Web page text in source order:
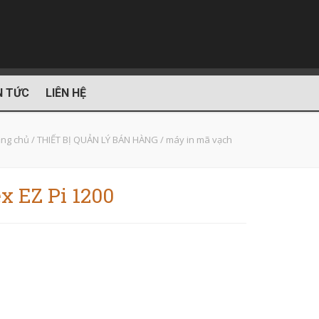
TỨC LIÊN HỆ
chủ /THIẾT BỊ QUẢN LÝ BÁN HÀNG / máy in mã vạch
EZ Pi 1200